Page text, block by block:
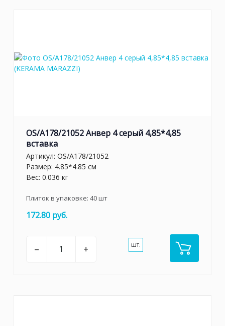
OS/A178/21052 Анвер 4 серый 4,85*4,85
вставка
Артикул: OS/A178/21052
Размер: 4.85*4.85 см
Вес: 0.036 кг
Плиток в упаковке: 40шт
172.80 руб.
– + шт.